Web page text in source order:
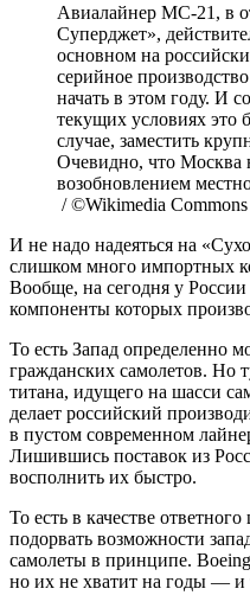
Авиалайнер МС-21, в
Суперджет»,
основном на
серийное
начать в этом году. И
текущих условиях это
случае, заместить
Очевидно, что Москва
возобновлением
/ ©Wikimedia Commons
И не надо надеяться на
слишком много импортных
Вообще, на сегодня у России
компоненты которых
То есть Запад определенно
гражданских самолетов. Но
титана, идущего на шасси
делает российский
в пустом современном
Лишившись поставок из
восполнить их быстро.
То есть в качестве
подорвать возможности
самолеты в принципе.
но их не хватит на годы — и